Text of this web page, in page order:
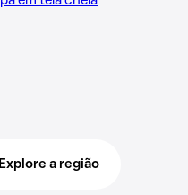
Explore a região